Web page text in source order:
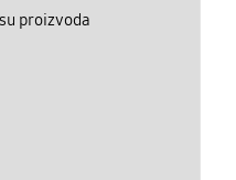
proizvoda